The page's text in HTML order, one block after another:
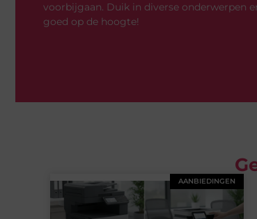
voorbijgaan. Duik in diverse onderwerpen
goed op de hoogte!
AANBIEDINGEN